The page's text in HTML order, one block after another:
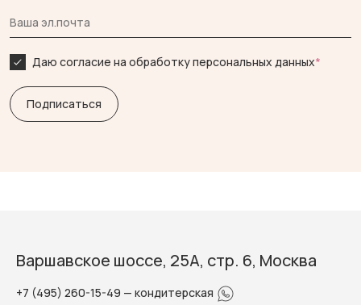
Даю согласие на обработку персональных данных*
Варшавское шоссе, 25А, стр. 6, Москва
+7 (495) 260-15-49 — кондитерская